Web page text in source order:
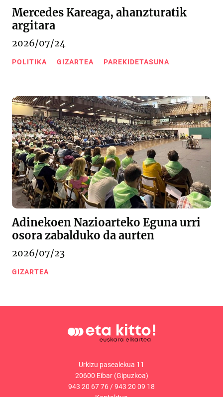
Mercedes Kareaga, ahanzturatik
argitara
2026/07/24
POLITIKA GIZARTEA PAREKIDETASUNA
Adinekoen Nazioarteko Eguna urri
osora zabalduko da aurten
2026/07/23
GIZARTEA
Urkizu pasealekua 11
20600 Eibar (Gipuzkoa)
943 20 67 76/943 20 09 18